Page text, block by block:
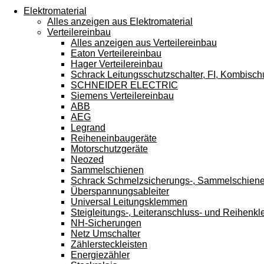
können
Touch-
und
Streichgesten
verwenden.
Elektromaterial
Alles anzeigen aus Elektromaterial
Verteilereinbau
Alles anzeigen aus Verteilereinbau
Eaton Verteilereinbau
Hager Verteilereinbau
Schrack Leitungsschutzschalter, FI,
SCHNEIDER ELECTRIC
Siemens Verteilereinbau
ABB
AEG
Legrand
Reiheneinbaugeräte
Motorschutzgeräte
Neozed
Sammelschienen
Schrack Schmelzsicherungs-,
Überspannungsableiter
Universal Leitungsklemmen
Steigleitungs-, Leiteranschluss- und
NH-Sicherungen
Netz Umschalter
Zählersteckleisten
Energiezähler